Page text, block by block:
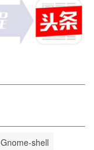
Gnome-shell